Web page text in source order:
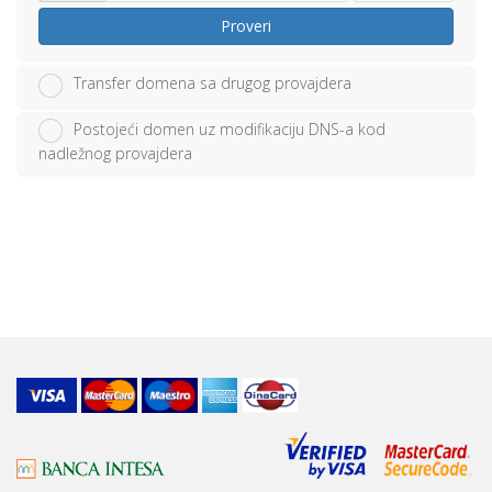
Proveri
Transfer domena sa drugog provajdera
Postojeći domen uz modifikaciju DNS-a kod
nadležnog provajdera